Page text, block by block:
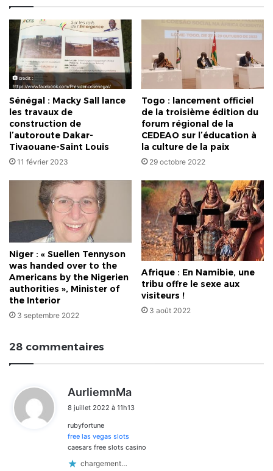
genre
en
période
crise
Sénégal : Macky Sall lance
les travaux de
construction de
l’autoroute Dakar-
Tivaouane-Saint Louis
11 février 2023
Togo : lancement officiel
de la troisième édition du
forum régional de la
CEDEAO sur l’éducation à
la culture de la paix
29 octobre 2022
Niger : « Suellen Tennyson
was handed over to the
Americans by the Nigerien
authorities », Minister of
the Interior
3 septembre 2022
Afrique : En Namibie, une
tribu offre le sexe aux
visiteurs !
3 août 2022
28 commentaires
AurliemnMa
t
8 juillet 2022 à 11h13
rubyfortune
free las vegas slots
caesars free slots casino
chargement…